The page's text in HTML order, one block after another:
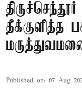
தீக்குளித்த
Published on: 07 Aug